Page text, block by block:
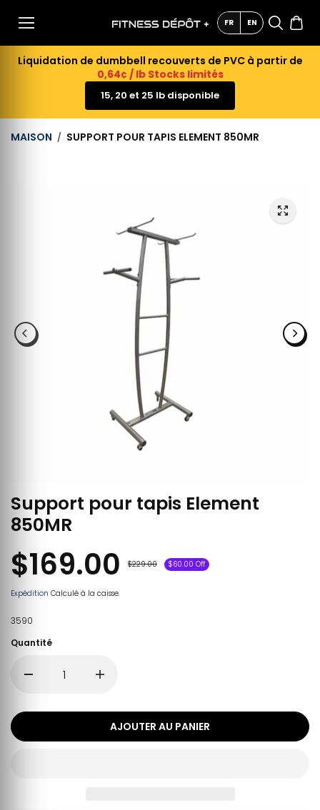
CONTE
NU FR EN
Liquidation de dumbbell recouverts de PVC à partir de
0,64¢ / lb Stocks limités
15, 20 et 25 lb disponible
MAISON SUPPORT POUR TAPIS ELEMENT 850MR
Support pour tapis Element
850MR
$169.00 $229.00 $60.00 Off
Expédition Calculé à la caisse.
3590
Quantité
AJOUTER AU PANIER